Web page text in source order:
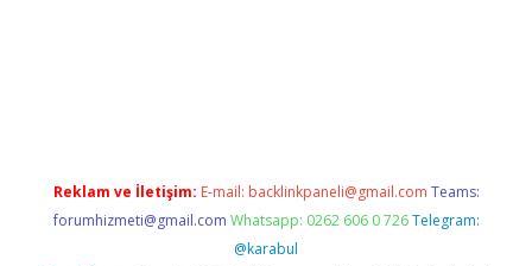
Reklam ve İletişim: E-mail: backlinkpaneli@gmail.com Teams:
forumhizmeti@gmail.com Whatsapp: 0262 606 0 726 Telegram:
@karabul